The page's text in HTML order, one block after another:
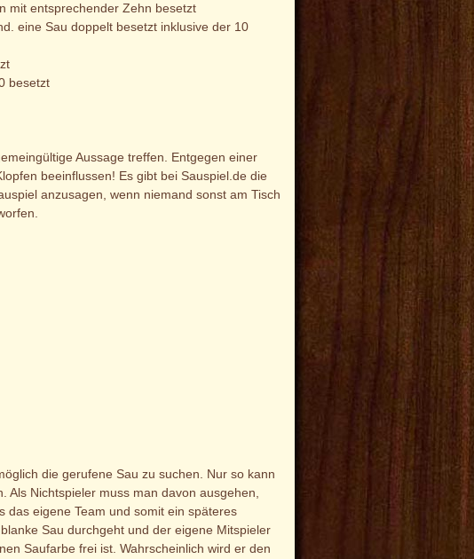
mit entsprechender Zehn besetzt
eine Sau doppelt besetzt inklusive der 10
besetzt
Aussage treffen. Entgegen einer
beeinflussen! Es gibt bei Sauspiel.de die
anzusagen, wenn niemand sonst am Tisch
die gerufene Sau zu suchen. Nur so kann
Nichtspieler muss man davon ausgehen,
das eigene Team und somit ein späteres
Sau durchgeht und der eigene Mitspieler
Saufarbe frei ist. Wahrscheinlich wird er den